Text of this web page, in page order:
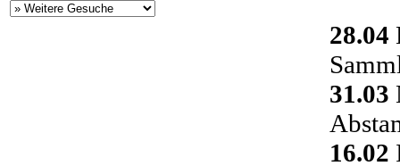
28.04
31.03
16.02